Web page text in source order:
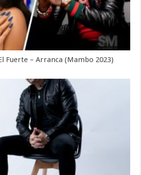
Fuerte – Arranca (Mambo 2023)